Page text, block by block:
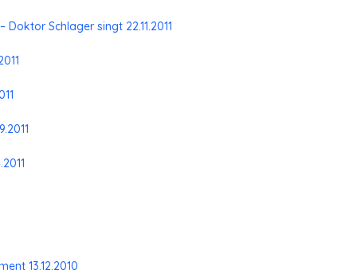
Schlager singt 22.11.2011
13.12.2010